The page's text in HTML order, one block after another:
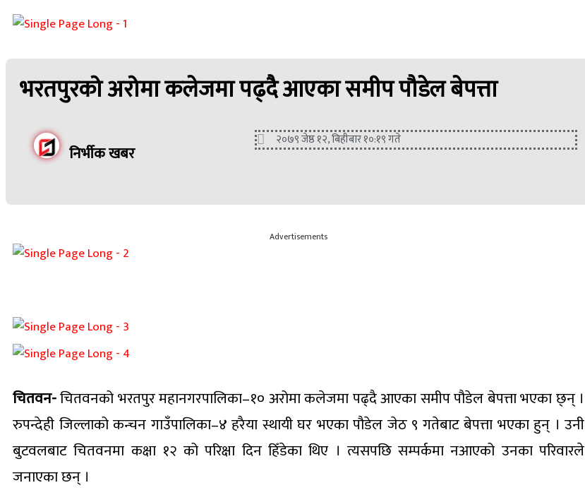
भरतपुरको अरोमा कलेजमा पढ्दै आएका समीप पौडेल बेपत्ता
निर्भीक खबर
२०७९ जेष्ठ १२, बिहीबार १०:१९ गते
Advertisements
चितवन-चितवनको भरतपुर महानगरपालिका–१० अरोमा कलेजमा पढ्दै आएका समीप पौडेल बेपत्ता भएका छ्न् ।
रुपन्देही जिल्लाको कन्चन गाउँपालिका–४ हरैया स्थायी घर भएका पौडेल जेठ ९ गतेबाट बेपत्ता भएका हुन् । उनी
बुटवलबाट चितवनमा कक्षा १२ को परिक्षा दिन हिँडेका थिए । त्यसपछि सम्पर्कमा नआएको उनका परिवारले
जनाएका छन् ।